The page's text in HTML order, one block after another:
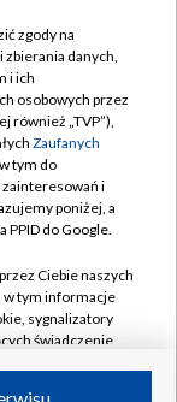
zgody na
danych,
i ich
osobowych przez
również „TVP”),
Zaufanych
tym do
i
poniżej, a
PPID do Google.
Ciebie naszych
w tym informacje
sygnalizatory
świadczenie